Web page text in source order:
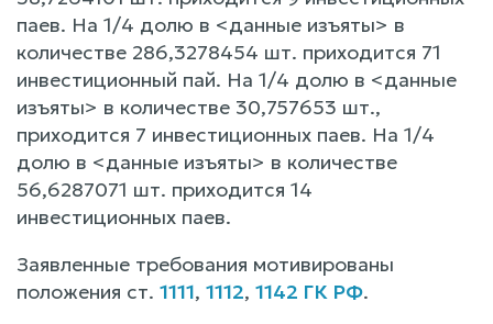
паев. На 1/4 долю в <данные изъяты> в
количестве 286,3278454 шт. приходится 71
инвестиционный пай. На 1/4 долю в <данные
изъяты> в количестве 30,757653 шт.,
приходится 7 инвестиционных паев. На 1/4
долю в <данные изъяты> в количестве
56,6287071 шт. приходится 14
инвестиционных паев.
Заявленные требования мотивированы
положения ст. 1111, 1112, 1142 ГК РФ.